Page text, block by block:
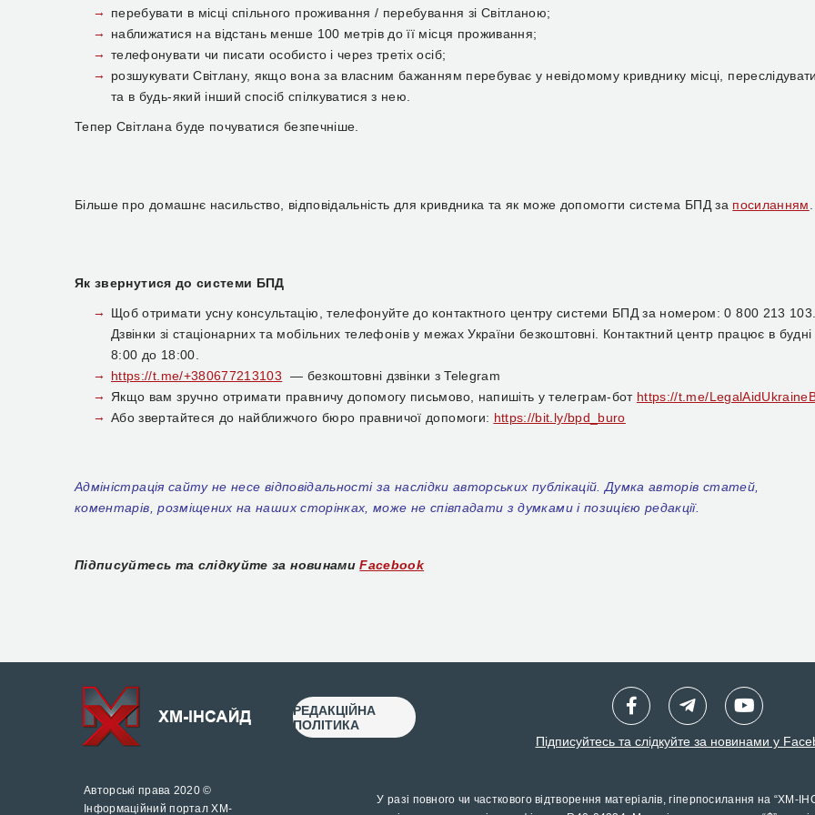
перебувати в місці спільного проживання / перебування зі Світланою;
наближатися на відстань менше 100 метрів до її місця проживання;
телефонувати чи писати особисто і через третіх осіб;
розшукувати Світлану, якщо вона за власним бажанням перебуває у невідомому кривднику місці, переслідувати
та в будь-який інший спосіб спілкуватися з нею.
Тепер Світлана буде почуватися безпечніше.
Більше про домашнє насильство, відповідальність для кривдника та як може допомогти система БПД за посиланням
Як звернутися до системи БПД
Щоб отримати усну консультацію, телефонуйте до контактного центру системи БПД за номером: 0 800 213 103.
Дзвінки зі стаціонарних та мобільних телефонів у межах України безкоштовні. Контактний центр працює в будні
8:00 до 18:00.
https://t.me/+380677213103 — безкоштовні дзвінки з Telegram
Якщо вам зручно отримати правничу допомогу письмово, напишіть у телеграм-бот https://t.me/
Або звертайтеся до найближчого бюро правничої допомоги: https://bit.ly/bpd_buro
Адміністрація сайту не несе відповідальності за наслідки авторських публікацій. Думка авторів статей,
коментарів, розміщених на наших сторінках, може не співпадати з думками і позицією редакції.
Підписуйтесь та слідкуйте за новинами Facebook
РЕДАКЦІЙНА
ПОЛІТИКА
Підписуйтесь та слідкуйте за новинами у
Авторські права 2020 ©
Інформаційний портал ХМ-
У разі повного чи часткового відтворення матеріалів, гіперпосилання на “ХМ-